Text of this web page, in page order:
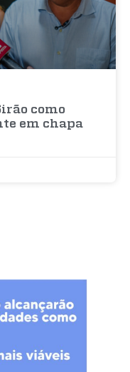
como
em chapa